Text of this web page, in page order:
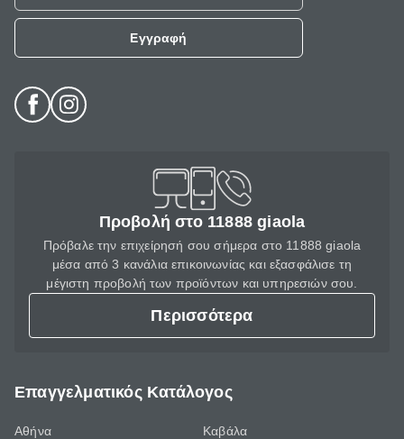
Εγγραφή
Προβολή στο 11888 giaola
Πρόβαλε την επιχείρησή σου σήμερα στο 11888 giaola
μέσα από 3 κανάλια επικοινωνίας και εξασφάλισε τη
μέγιστη προβολή των προϊόντων και υπηρεσιών σου.
Περισσότερα
Επαγγελματικός Κατάλογος
Αθήνα
Καβάλα